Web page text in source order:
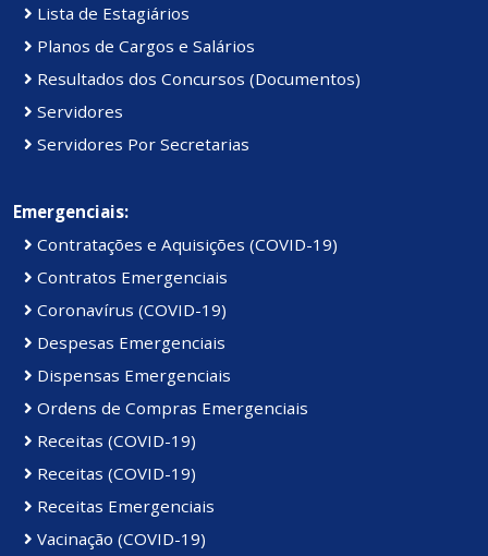
Lista de Estagiários
Planos de Cargos e Salários
Resultados dos Concursos (Documentos)
Servidores
Servidores Por Secretarias
Emergenciais:
Contratações e Aquisições (COVID-19)
Contratos Emergenciais
Coronavírus (COVID-19)
Despesas Emergenciais
Dispensas Emergenciais
Ordens de Compras Emergenciais
Receitas (COVID-19)
Receitas (COVID-19)
Receitas Emergenciais
Vacinação (COVID-19)